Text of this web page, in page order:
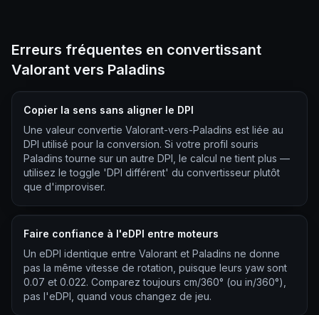
Erreurs fréquentes en convertissant
Valorant vers Paladins
Copier la sens sans aligner le DPI
Une valeur convertie Valorant-vers-Paladins est liée au
DPI utilisé pour la conversion. Si votre profil souris
Paladins tourne sur un autre DPI, le calcul ne tient plus —
utilisez le toggle 'DPI différent' du convertisseur plutôt
que d'improviser.
Faire confiance à l'eDPI entre moteurs
Un eDPI identique entre Valorant et Paladins ne donne
pas la même vitesse de rotation, puisque leurs yaw sont
0.07 et 0.022. Comparez toujours cm/360° (ou in/360°),
pas l'eDPI, quand vous changez de jeu.